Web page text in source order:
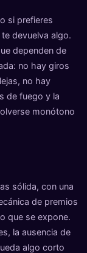
si prefieres
devuelva algo.
dependen de
no hay giros
no hay
de fuego y la
monótono
sólida, con una
de premios
que se expone.
la ausencia de
algo corto